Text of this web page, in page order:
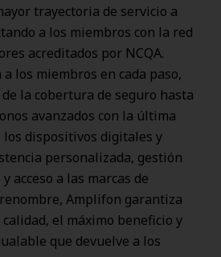
trayectoria de servicio a
a los miembros con la red
acreditados por NCQA.
los miembros en cada paso,
la cobertura de seguro hasta
avanzados con la última
dispositivos digitales y
personalizada, gestión
acceso a las marcas de
Amplifon garantiza
el máximo beneficio y
que devuelve a los